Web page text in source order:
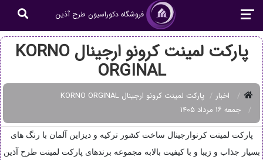
فروشگاه دکوراسیون طرح آذین
پارکت لمینت کرونو ارجینال KORNO
ORGINAL
اخبار
پارکت لمینت کرونو ارجینال KORNO ORGINAL
جمعه ۱۶ مرداد ۱۴۰۵
پارکت لمینت کرنوارجینال ساخت کشور ترکیه و دیزاین آلمان با رنگ های
بسیار جذاب و زیبا و با کیفیت بالابه مجموعه برندهای پارکت لمینت طرح آذین